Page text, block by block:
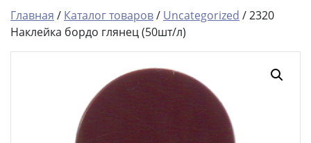
Главная / Каталог товаров/ Uncategorized / 2320
Наклейка бордо глянец (50шт/л)